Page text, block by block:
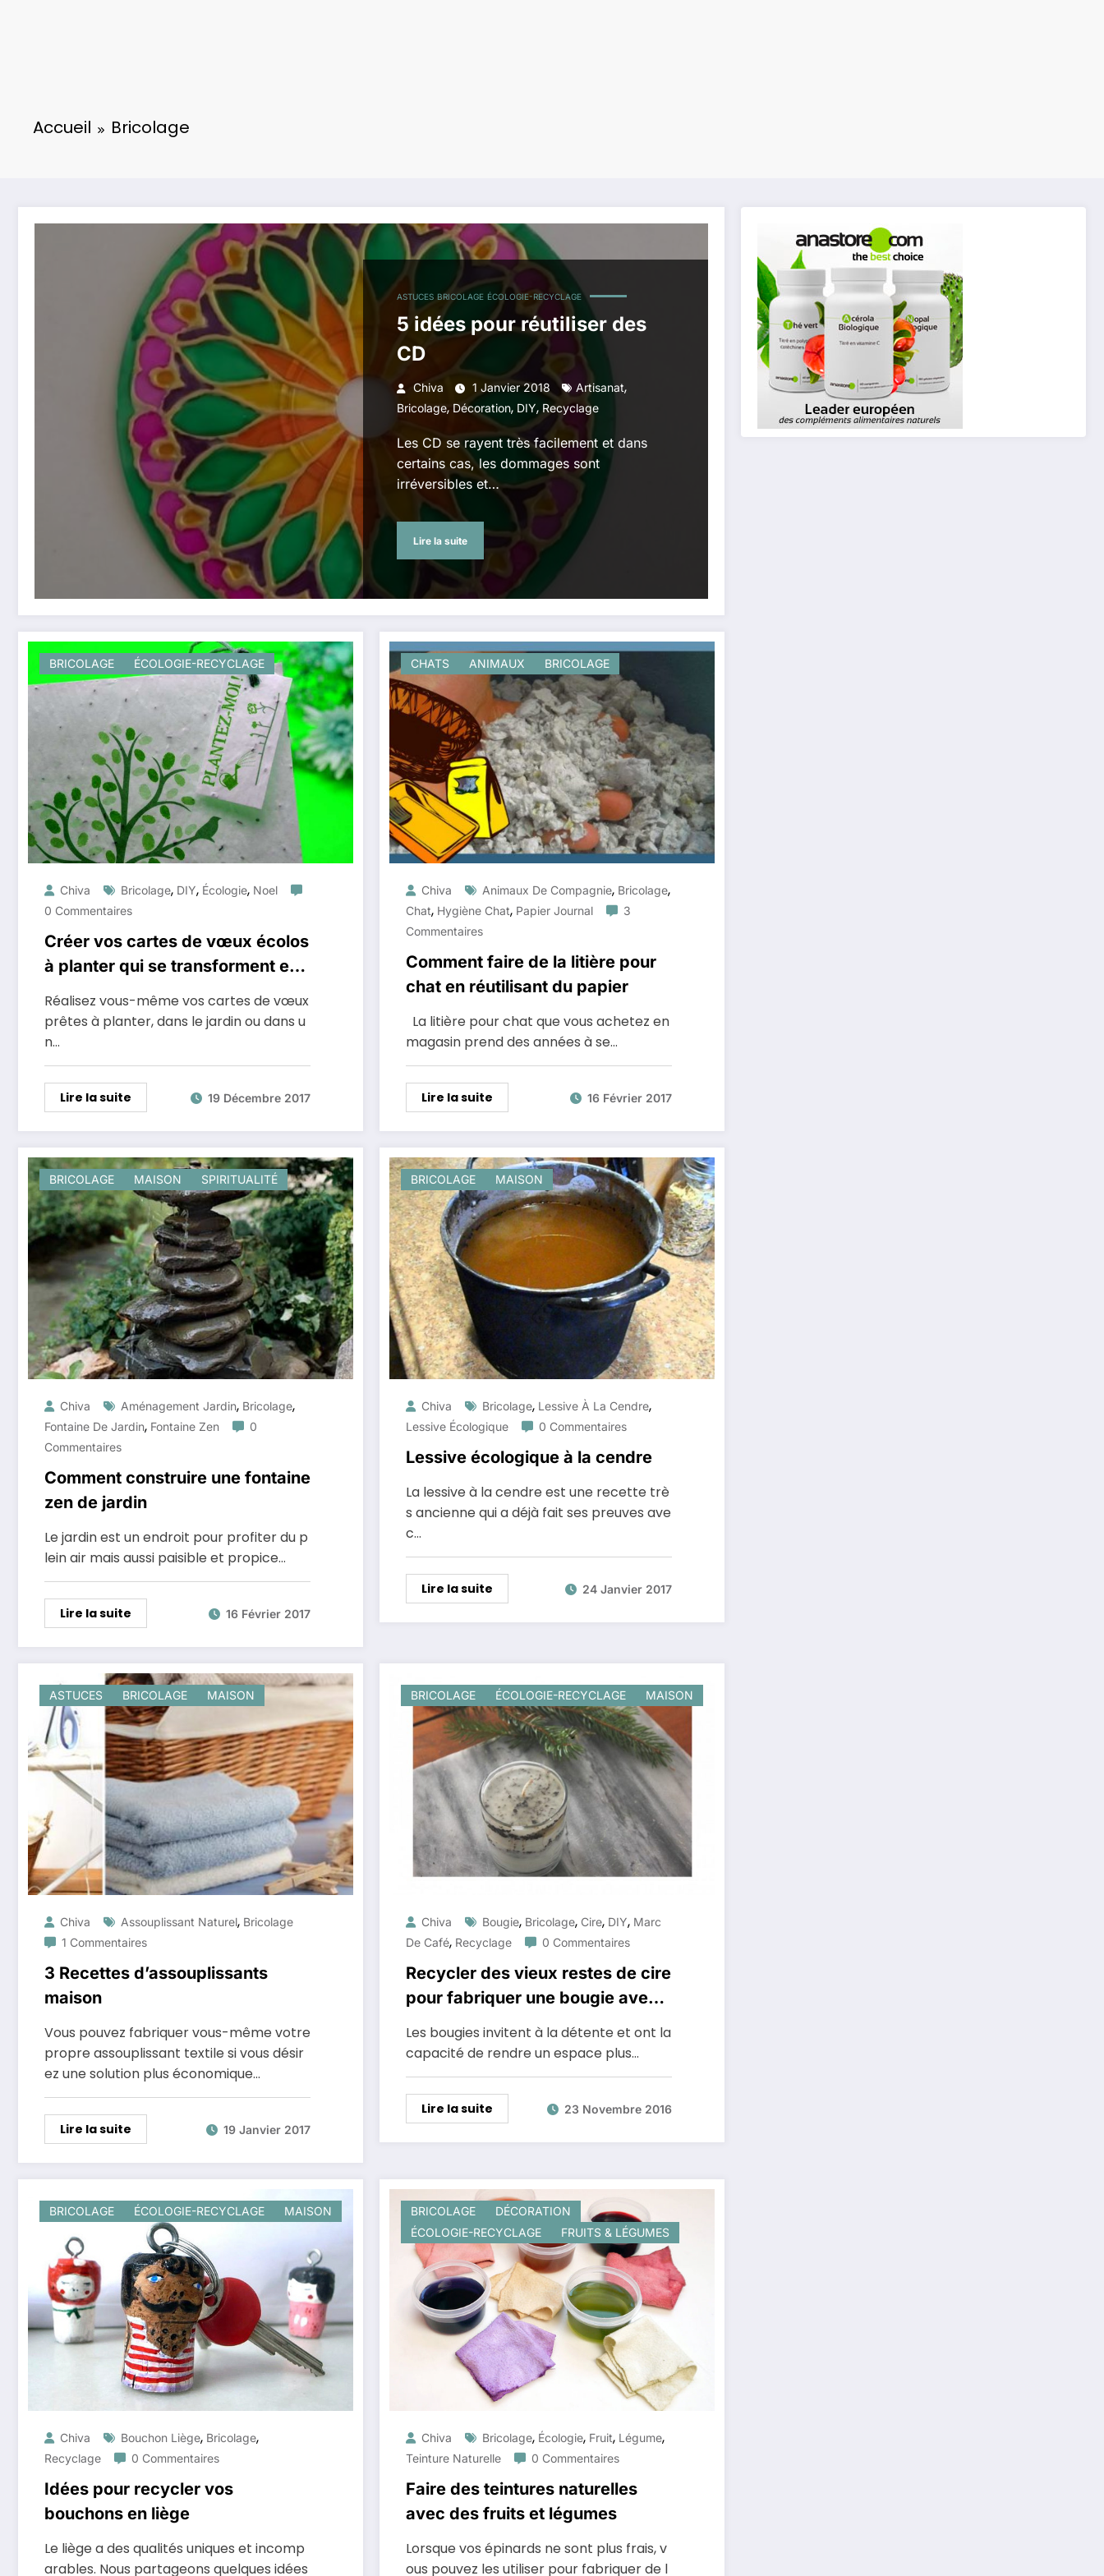
Accueil Bricolage
ASTUCES BRICOLAGE ÉCOLOGIE-RECYCLAGE
5 idées pour réutiliser des
CD
Chiva 1 Janvier 2018 Artisanat,
Bricolage, Décoration, DIY, Recyclage
Les CD se rayent très facilement et dans
certains cas, les dommages sont
irréversibles et…
Lire la suite
BRICOLAGE ÉCOLOGIE-RECYCLAGE
Chiva Bricolage, DIY, Écologie, Noel
0 Commentaires
Créer vos cartes de vœux écolos
à planter qui se transforment en
fleurs
Réalisez vous-même vos cartes de vœux
prêtes à planter, dans le jardin ou dans u
n…
Lire la suite 19 Décembre 2017
CHATS ANIMAUX BRICOLAGE
Chiva Animaux De Compagnie, Bricolage,
Chat, Hygiène Chat, Papier Journal
3
Commentaires
Comment faire de la litière pour
chat en réutilisant du papier
La litière pour chat que vous achetez en
magasin prend des années à se…
Lire la suite 16 Février 2017
BRICOLAGE MAISON SPIRITUALITÉ
Chiva Aménagement Jardin, Bricolage,
Fontaine De Jardin, Fontaine Zen
0
Commentaires
Comment construire une fontaine
zen de jardin
Le jardin est un endroit pour profiter du p
lein air mais aussi paisible et propice…
Lire la suite 16 Février 2017
BRICOLAGE MAISON
Chiva Bricolage, Lessive À La Cendre,
Lessive Écologique 0 Commentaires
Lessive écologique à la cendre
La lessive à la cendre est une recette trè
s ancienne qui a déjà fait ses preuves ave
c…
Lire la suite 24 Janvier 2017
ASTUCES BRICOLAGE MAISON
Chiva Assouplissant Naturel, Bricolage
1 Commentaires
3 Recettes d’assouplissants
maison
Vous pouvez fabriquer vous-même votre
propre assouplissant textile si vous désir
ez une solution plus économique…
Lire la suite 19 Janvier 2017
BRICOLAGE ÉCOLOGIE-RECYCLAGE MAISON
Chiva Bougie, Bricolage, Cire, DIY, Marc
De Café, Recyclage 0 Commentaires
Recycler des vieux restes de cire
pour fabriquer une bougie avec
du marc de café
Les bougies invitent à la détente et ont la
capacité de rendre un espace plus…
Lire la suite 23 Novembre 2016
BRICOLAGE ÉCOLOGIE-RECYCLAGE MAISON
Chiva Bouchon Liège, Bricolage,
Recyclage 0 Commentaires
Idées pour recycler vos
bouchons en liège
Le liège a des qualités uniques et incomp
arables. Nous partageons quelques idées
BRICOLAGE
DÉCORATION
ÉCOLOGIE-RECYCLAGE
FRUITS & LÉGUMES
Chiva Bricolage, Écologie, Fruit, Légume,
Teinture Naturelle 0 Commentaires
Faire des teintures naturelles
avec des fruits et légumes
Lorsque vos épinards ne sont plus frais, v
ous pouvez les utiliser pour fabriquer de l